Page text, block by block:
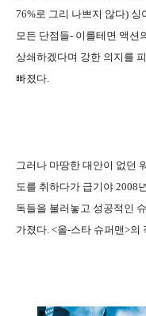
76%로 그리 나쁘지 않다)
모든 단점들- 이를테면 액션
상쇄하겠다며 강한 의지를
빠졌다.
그러나 마땅한 대안이 없던
도를 취하다가 급기야 2008
독들을 불러놓고 성공적인
가졌다. <올-스타 슈퍼맨>의